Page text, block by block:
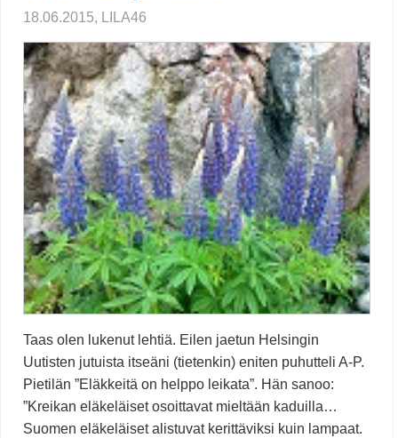
18.06.2015, LILA46
Taas olen lukenut lehtiä. Eilen jaetun Helsingin
Uutisten jutuista itseäni (tietenkin) eniten puhutteli A-P.
Pietilän ”Eläkkeitä on helppo leikata”. Hän sanoo:
”Kreikan eläkeläiset osoittavat mieltään kaduilla…
Suomen eläkeläiset alistuvat kerittäviksi kuin lampaat.